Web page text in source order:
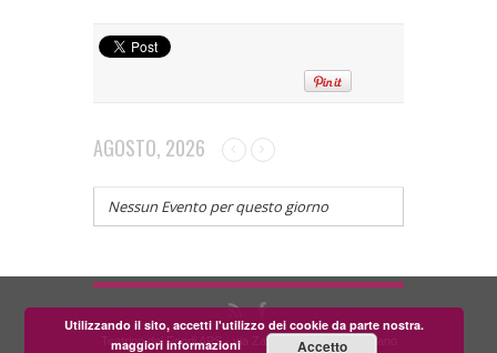
AGOSTO, 2026
Nessun Evento per questo giorno
Teatrino dei Fondi APS - via Zara, 58 56024 Corazzano
Utilizzando il sito, accetti l'utilizzo dei cookie da parte nostra.
maggiori informazioni
Accetto